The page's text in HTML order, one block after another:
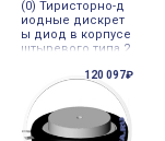
(0) Тиристорно-д
иодные дискрет
ы диод в корпусе
штыревого типа 2
120 097₽